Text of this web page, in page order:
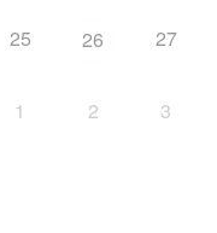
25 26 27
1 2 3